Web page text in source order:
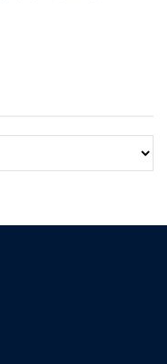
ყალბი ოფიციალური
ფაქტზე, საქართველოს